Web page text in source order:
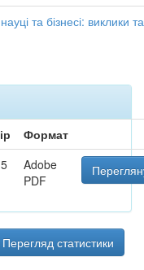
та бізнесі: виклики та
Формат
Adobe
PDF
Перегляд статистики